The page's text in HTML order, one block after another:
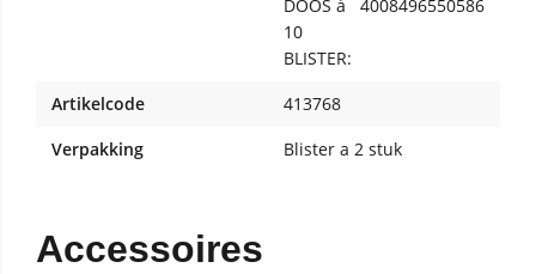
DOOS à
10
BLISTER:
4008496550586
Artikelcode
413768
Verpakking
Blister a 2 stuk
Accessoires